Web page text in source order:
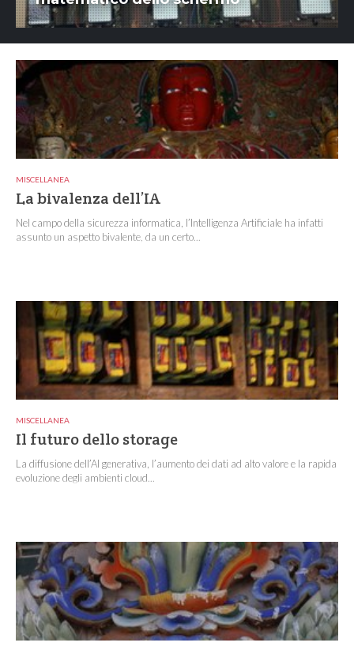
MISCELLANEA
La bivalenza dell’IA
Nel campo della sicurezza informatica, l’Intelligenza Artificiale ha infatti
assunto un aspetto bivalente, da un certo...
MISCELLANEA
Il futuro dello storage
La diffusione dell’AI generativa, l’aumento dei dati ad alto valore e la rapida
evoluzione degli ambienti cloud...